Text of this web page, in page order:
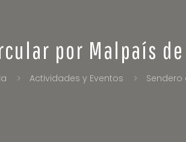
por Malpaís
Actividades y Eventos